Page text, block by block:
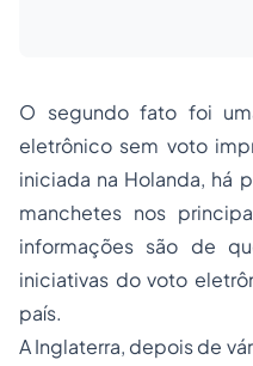
O segundo fato foi
eletrônico sem voto
iniciada na Holanda, há
manchetes nos
informações são de
iniciativas do voto
país.
A Inglaterra, depois de